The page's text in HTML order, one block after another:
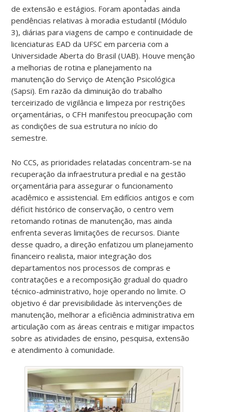
de extensão e estágios. Foram apontadas ainda
pendências relativas à moradia estudantil (Módulo
3), diárias para viagens de campo e continuidade de
licenciaturas EAD da UFSC em parceria com a
Universidade Aberta do Brasil (UAB). Houve menção
a melhorias de rotina e planejamento na
manutenção do Serviço de Atenção Psicológica
(Sapsi). Em razão da diminuição do trabalho
terceirizado de vigilância e limpeza por restrições
orçamentárias, o CFH manifestou preocupação com
as condições de sua estrutura no início do
semestre.
No CCS, as prioridades relatadas concentram-se na
recuperação da infraestrutura predial e na gestão
orçamentária para assegurar o funcionamento
acadêmico e assistencial. Em edifícios antigos e com
déficit histórico de conservação, o centro vem
retomando rotinas de manutenção, mas ainda
enfrenta severas limitações de recursos. Diante
desse quadro, a direção enfatizou um planejamento
financeiro realista, maior integração dos
departamentos nos processos de compras e
contratações e a recomposição gradual do quadro
técnico-administrativo, hoje operando no limite. O
objetivo é dar previsibilidade às intervenções de
manutenção, melhorar a eficiência administrativa em
articulação com as áreas centrais e mitigar impactos
sobre as atividades de ensino, pesquisa, extensão
e atendimento à comunidade.